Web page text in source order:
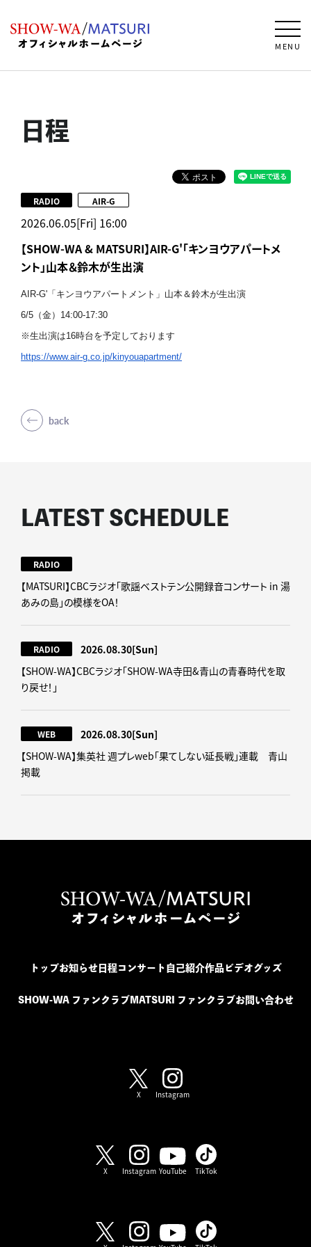
MENU
日程
2026.06.05[Fri] 16:00
RADIO AIR-G
【SHOW-WA & MATSURI】AIR-G'「キンヨウアパートメ
ント」山本＆鈴木が生出演
AIR-G'「キンヨウアパートメント」山本＆鈴木が生出演
6/5（金）14:00-17:30
※生出演は16時台を予定しております
https://www.air-g.co.jp/kinyouapartment/
back
LATEST SCHEDULE
RADIO
【MATSURI】CBCラジオ「歌謡ベストテン公開録音コンサート in 湯
あみの島」の模様をOA！
RADIO 2026.08.30[Sun]
【SHOW-WA】CBCラジオ｢SHOW-WA寺田&青山の青春時代を取
り戻せ！｣
WEB 2026.08.30[Sun]
【SHOW-WA】集英社 週プレweb｢果てしない延長戦｣連載 青山
掲載
トップお知らせ日程コンサート 自己紹介作品ビデオグッズ
SHOW-WA ファンクラブ MATSURI ファンクラブ お問い合わせ
X Instagram
X Instagram YouTube TikTok